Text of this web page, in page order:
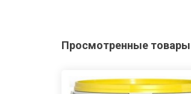
Просмотренные товары